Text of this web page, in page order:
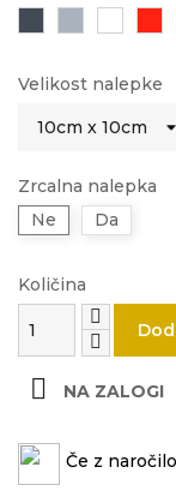
Velikost nalepke
Zrcalna nalepka
Ne
Da
Količina
 NA ZALOGI
Če z